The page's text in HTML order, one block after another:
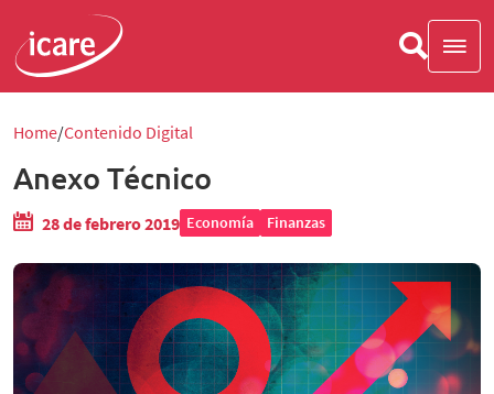
Home Contenido Digital
Anexo Técnico
28 de febrero 2019 Economía Finanzas